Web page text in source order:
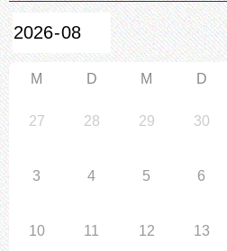
M D M D
27 28 29 30
3 4 5 6
10 11 12 13